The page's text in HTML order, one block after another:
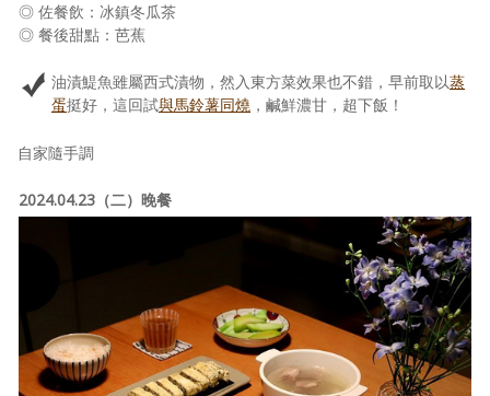
◎ 佐餐飲：冰鎮冬瓜茶
◎ 餐後甜點：芭蕉
油漬鯷魚雖屬西式漬物，然入東方菜效果也不錯，早前取以蒸
蛋挺好，這回試與馬鈴薯同燒 ，鹹鮮濃甘，超下飯！
自家隨手調
2024.04.23（二）晚餐